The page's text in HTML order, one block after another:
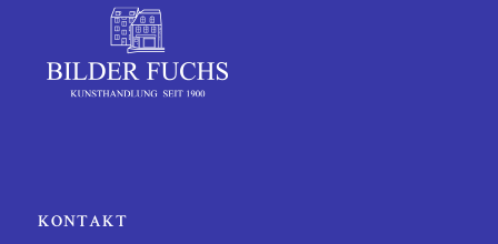
KONTAKT